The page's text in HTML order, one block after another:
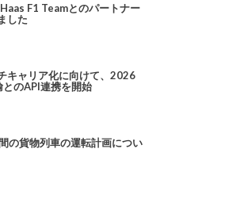
F1 Teamとのパートナー
した
キャリア化に向けて、2026
のAPI連携を開始
の貨物列車の運転計画につい